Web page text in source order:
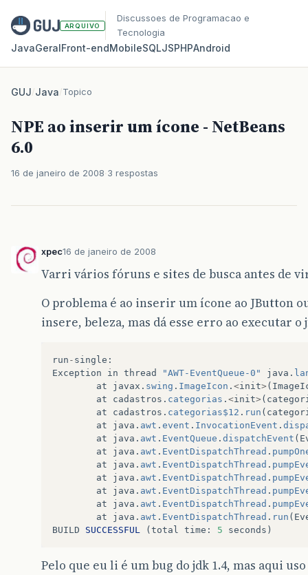
ARQUIVO
Discussoes de Programacao e
Tecnologia
JavaGeralFront‑endMobileSQLJSPHPAndroid
GUJ/Java/Topico
NPE ao inserir um ícone - NetBeans
6.0
16 de janeiro de 2008 3 respostas
xpec16 de janeiro de 2008
Varri vários fóruns e sites de busca antes de
O problema é ao inserir um ícone ao JButton
insere, beleza, mas dá esse erro ao executar o
run - single :
Exception
in thread "AWT-EventQueue-0" java .
at
javax . swing . ImageIcon . <init> (
at
cadastros . categorias . <init> (
at
cadastros . categorias$12 . run (
at
java . awt . event . InvocationEvent .
at
java . awt . EventQueue . dispatchEvent (
at
java . awt . EventDispatchThread .
at
java . awt . EventDispatchThread .
at
java . awt . EventDispatchThread .
at
java . awt . EventDispatchThread .
at
java . awt . EventDispatchThread .
at
java . awt . EventDispatchThread . run (
BUILD
SUCCESSFUL ( total time : 5 seconds )
Pelo que eu li é um bug do jdk 1.4, mas aqui